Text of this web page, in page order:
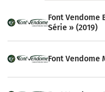
Font Vendome
Série » (2019)
Font Vendome